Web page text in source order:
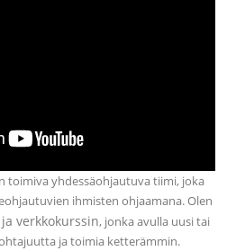
toimiva yhdessäohjautuva tiimi, joka
ihmisten ohjaamana. Olen
verkkokurssin, jonka avulla uusi tai
ja toimia ketterämmin.